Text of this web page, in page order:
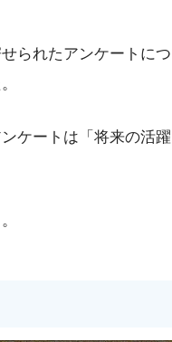
られたアンケートに
ケートは「将来の活